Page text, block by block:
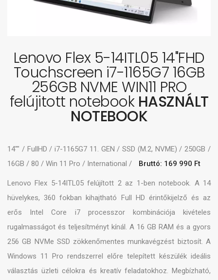
Lenovo Flex 5-14ITL05 14"FHD
Touchscreen i7-1165G7 16GB
256GB NVME WIN11 PRO
felújitott notebook HASZNÁLT
NOTEBOOK
14"" / FullHD / i7-1165G7 11. GEN / SSD (M.2, NVME) / 250GB /
16GB / 80 / Win 11 Pro / International /
Bruttó: 169 990 Ft
Lenovo Flex 5-14ITL05 felújított 2 az 1-ben notebook. A 14
hüvelykes, 360 fokban kihajtható Full HD érintőkijelző és az
erős Intel Core i7 processzor kombinációja kivételes
rugalmasságot és teljesítményt kínál. A 16 GB RAM és a gyors
256 GB NVMe SSD zökkenőmentes munkavégzést biztosít. A
Windows 11 Pro rendszerrel előre telepített készülék ideális
választás üzleti célokra és kreatív feladatokhoz. Megbízható,